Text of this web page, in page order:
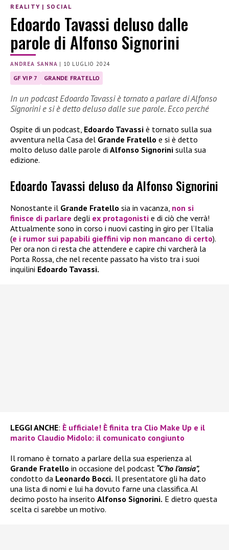
REALITY | SOCIAL
Edoardo Tavassi deluso dalle
parole di Alfonso Signorini
ANDREA SANNA | 10 LUGLIO 2024
GF VIP 7 GRANDE FRATELLO
In un podcast Edoardo Tavassi è tornato a parlare di Alfonso
Signorini e si è detto deluso dalle sue parole. Ecco perché
Ospite di un podcast, Edoardo Tavassi è tornato sulla sua
avventura nella Casa del Grande Fratello e si è detto
molto deluso dalle parole di Alfonso Signorini sulla sua
edizione.
Edoardo Tavassi deluso da Alfonso Signorini
Nonostante il Grande Fratello sia in vacanza, non si
finisce di parlare degli ex protagonisti e di ciò che verrà!
Attualmente sono in corso i nuovi casting in giro per l’Italia
(e i rumor sui papabili gieffini vip non mancano di certo).
Per ora non ci resta che attendere e capire chi varcherà la
Porta Rossa, che nel recente passato ha visto tra i suoi
inquilini Edoardo Tavassi.
LEGGI ANCHE: È ufficiale! È finita tra Clio Make Up e il
marito Claudio Midolo: il comunicato congiunto
Il romano è tornato a parlare della sua esperienza al
Grande Fratello in occasione del podcast “C’ho l’ansia”,
condotto da Leonardo Bocci. Il presentatore gli ha dato
una lista di nomi e lui ha dovuto farne una classifica. Al
decimo posto ha inserito Alfonso Signorini. E dietro questa
scelta ci sarebbe un motivo.